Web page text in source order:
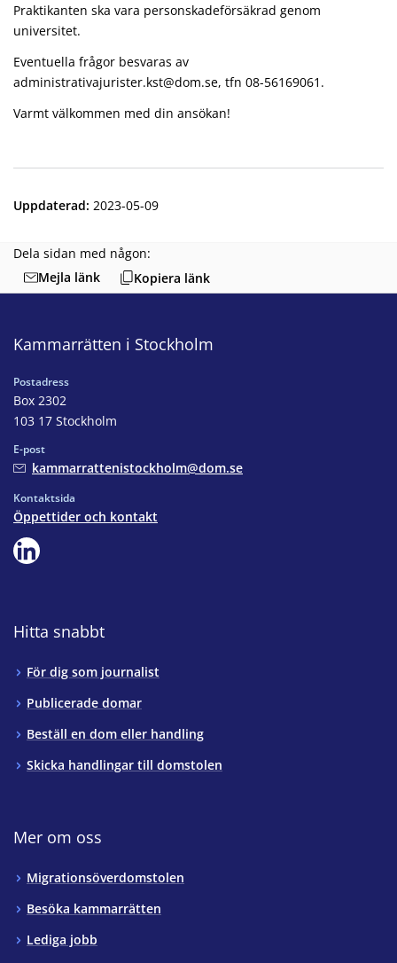
Praktikanten ska vara personskadeförsäkrad genom
universitet.
Eventuella frågor besvaras av
administrativajurister.kst@dom.se, tfn 08-56169061.
Varmt välkommen med din ansökan!
Uppdaterad: 2023-05-09
Dela sidan med någon:
Mejla länk
Kopiera länk
Kammarrätten i Stockholm
Postadress
Box 2302
103 17 Stockholm
E-post
kammarrattenistockholm@dom.se
Kontaktsida
Öppettider och kontakt
Hitta snabbt
För dig som journalist
Publicerade domar
Beställ en dom eller handling
Skicka handlingar till domstolen
Mer om oss
Migrationsöverdomstolen
Besöka kammarrätten
Lediga jobb